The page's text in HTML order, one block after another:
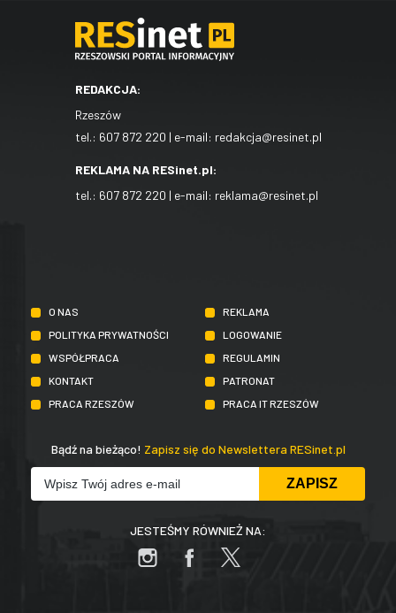
REDAKCJA:
Rzeszów
tel.: 607 872 220 | e-mail: redakcja@resinet.pl
REKLAMA NA RESinet.pl:
tel.: 607 872 220 | e-mail: reklama@resinet.pl
O NAS
REKLAMA
POLITYKA PRYWATNOŚCI
LOGOWANIE
WSPÓŁPRACA
REGULAMIN
KONTAKT
PATRONAT
PRACA RZESZÓW
PRACA IT RZESZÓW
Bądź na bieżąco! Zapisz się do Newslettera RESinet.pl
JESTEŚMY RÓWNIEŻ NA: